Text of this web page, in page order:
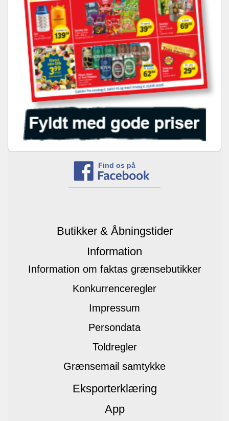
Find os på
Butikker & Åbningstider
Information
Information om faktas grænsebutikker
Konkurrenceregler
Impressum
Persondata
Toldregler
Grænsemail samtykke
Eksporterklæring
App